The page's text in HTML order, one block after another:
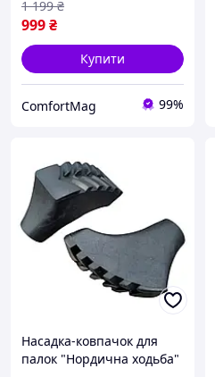
ходьби NILS Extreme NW
607 Red
999₴
1 199 ₴
Купити
ComfortMag 99%
Насадка-ковпачок для
палок "Нордична ходьба"